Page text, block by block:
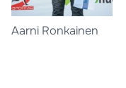
Aarni Ronkainen